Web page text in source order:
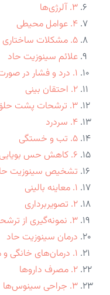
۳. آلرژی‌ها
۴. عوامل محیطی
۵. مشکلات ساختاری
علائم سینوزیت حاد
۱. درد و فشار در صورت
۲. احتقان بینی
۳. ترشحات پشت حلق
۴. سردرد
۵. تب و خستگی
۶. کاهش حس بویایی و چشایی
تشخیص سینوزیت
۱. معاینه بالینی
۲. تصویربرداری
۳. نمونه‌گیری از ترشحات بینی
درمان سینوزیت حاد
۱. درمان‌های خانگی و مراقبت از خود
۲. مصرف داروها
۳. جراحی سینوس‌ها